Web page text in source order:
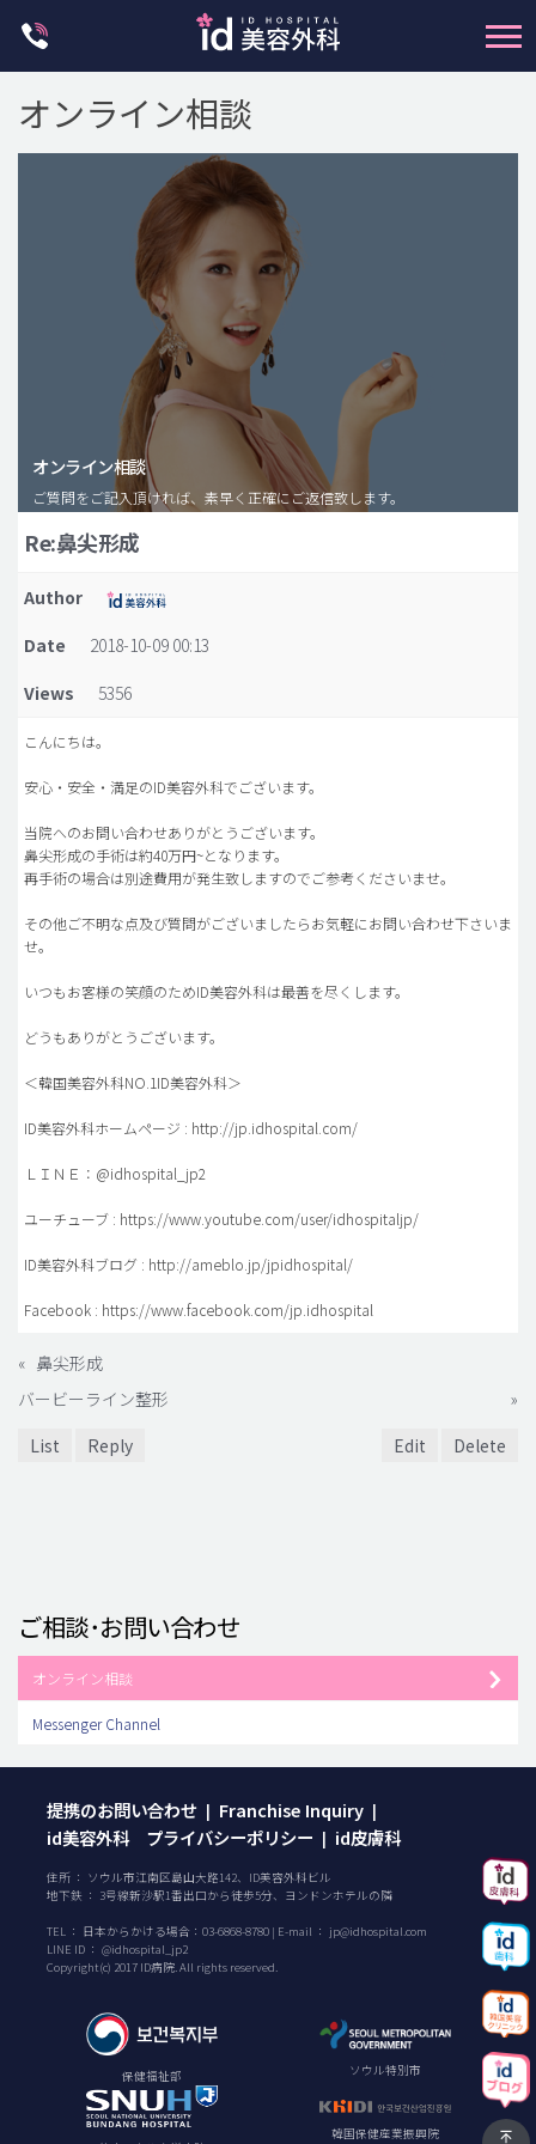
脂肪注入(アンチエイジング)
豊胸手術・バストアップ
プチ整形
idリアルストーリー
idニュース
病院紹介
安全整形
料金一覧
ご相談のお問い合わせ
オンライン相談
オンライン相談
ご質問をご記入頂ければ、素早く正確にご返信致します。
Re:鼻尖形成
Author
Date
2018-10-09 00:13
Views
5356
こんにちは。
安心・安全・満足のID美容外科でございます。
当院へのお問い合わせありがとうございます。
鼻尖形成の手術は約40万円~となります。
再手術の場合は別途費用が発生致しますのでご参考くださいませ。
その他ご不明な点及び質問がございましたらお気軽にお問い合わせ下さいま
せ。
いつもお客様の笑顔のためID美容外科は最善を尽くします。
どうもありがとうございます。
＜韓国美容外科NO.1ID美容外科＞
ID美容外科ホームページ : http://jp.idhospital.com/
ＬＩＮＥ：@idhospital_jp2
ユーチューブ : https://www.youtube.com/user/idhospitaljp/
ID美容外科ブログ : http://ameblo.jp/jpidhospital/
Facebook : https://www.facebook.com/jp.idhospital
« 鼻尖形成
バービーライン整形
»
List
Reply Edit Delete
ご相談･お問い合わせ
オンライン相談
Messenger Channel
提携のお問い合わせ | Franchise Inquiry |
id美容外科 プライバシーポリシー | id皮膚科
住所 ： ソウル市江南区島山大路142、ID美容外科ビル
地下鉄 ： 3号線新沙駅1番出口から徒歩5分、ヨンドンホテルの隣
TEL ： 日本からかける場合： 03-6868-8780 | E-mail ： jp@idhospital.com
LINE ID ： @idhospital_jp2
Copyright(c) 2017 ID病院. All rights reserved.
保健福祉部 ソウル特別市
韓国保健産業振興院